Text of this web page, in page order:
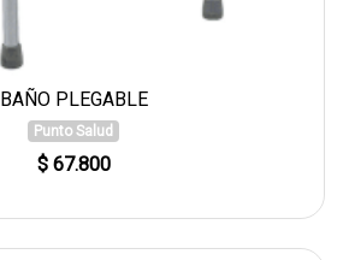
BAÑO PLEGABLE
Punto Salud
$ 67.800